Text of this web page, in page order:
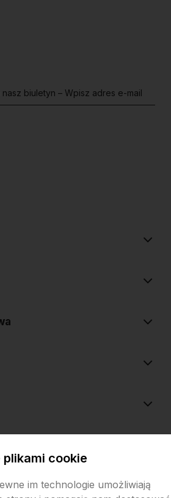
nasz biuletyn – Wpisz adres e-mail
plikami cookie
im technologie umożliwiają